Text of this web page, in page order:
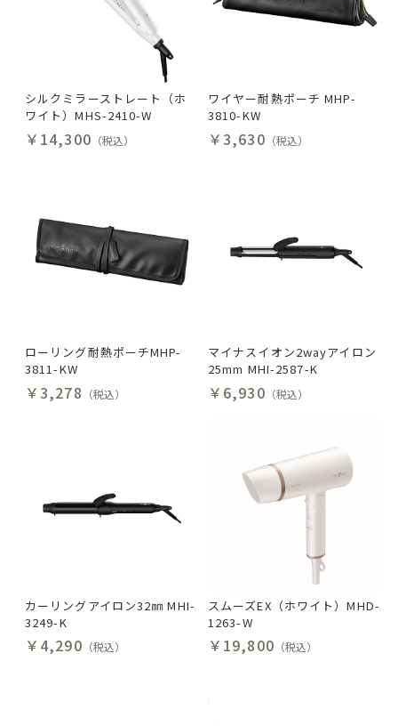
シルクミラーストレート（ホ
ワイト）MHS-2410-W
￥14,300 （税込）
ワイヤー耐熱ポーチ MHP-
3810-KW
￥3,630 （税込）
ローリング耐熱ポーチMHP-
3811-KW
￥3,278 （税込）
マイナスイオン2wayアイロン
25mm MHI-2587-K
￥6,930 （税込）
カーリングアイロン32㎜ MHI-
3249-K
￥4,290 （税込）
スムーズEX（ホワイト）MHD-
1263-W
￥19,800 （税込）